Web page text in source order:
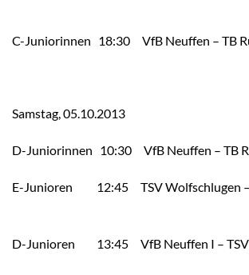
C-Juniorinnen 18:30 VfB Neuffen – TB
Samstag, 05.10.2013
D-Juniorinnen 10:30 VfB Neuffen – TB
E-Junioren 12:45 TSV Wolfschlugen –
D-Junioren 13:45 VfB Neuffen I – TSV